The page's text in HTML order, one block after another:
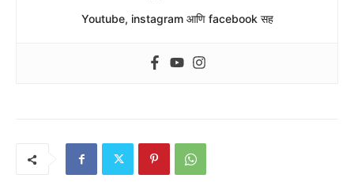
Youtube, instagram आणि facebook सह